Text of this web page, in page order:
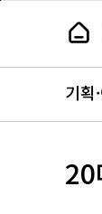
본
뉴
스
뉴
스
주
서
바
로
기획
페